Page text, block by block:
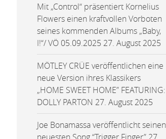
Mit „Control“ präsentiert Kornelius
Flowers einen kraftvollen Vorboten
seines kommenden Albums „Baby,
I!“/ VÖ 05.09.2025 27. August 2025
MÖTLEY CRÜE veröffentlichen eine
neue Version ihres Klassikers
„HOME SWEET HOME” FEATURING:
DOLLY PARTON 27. August 2025
Joe Bonamassa veröffentlicht seinen